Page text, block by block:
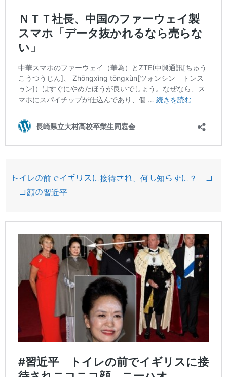
トイレの前でイギリスに接待され、何も知らずに？ニコ
ニコ顔の習近平